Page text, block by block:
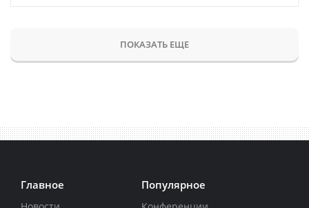
ПОКАЗАТЬ ЕЩЕ
Главное Популярное